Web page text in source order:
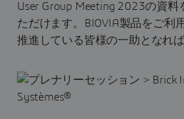
User Group Meeting 2023の資料
ただけます。BIOVIA製品をご利
推進している皆様の一助となれば